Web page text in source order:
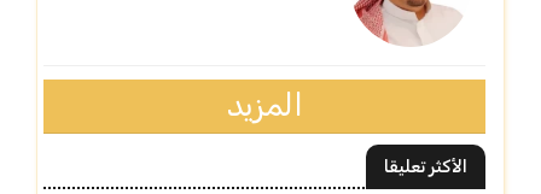
المزيد
الأكثر تعليقا